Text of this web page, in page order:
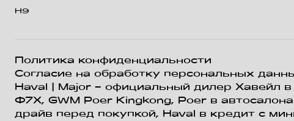
H9
Политика конфиденциальности
Согласие на обработку персональных
Haval
| Major – официальный дилер Хавейл
Ф7Х, GWM Poer Kingkong, Poer в
драйв перед покупкой, Haval в кредит с